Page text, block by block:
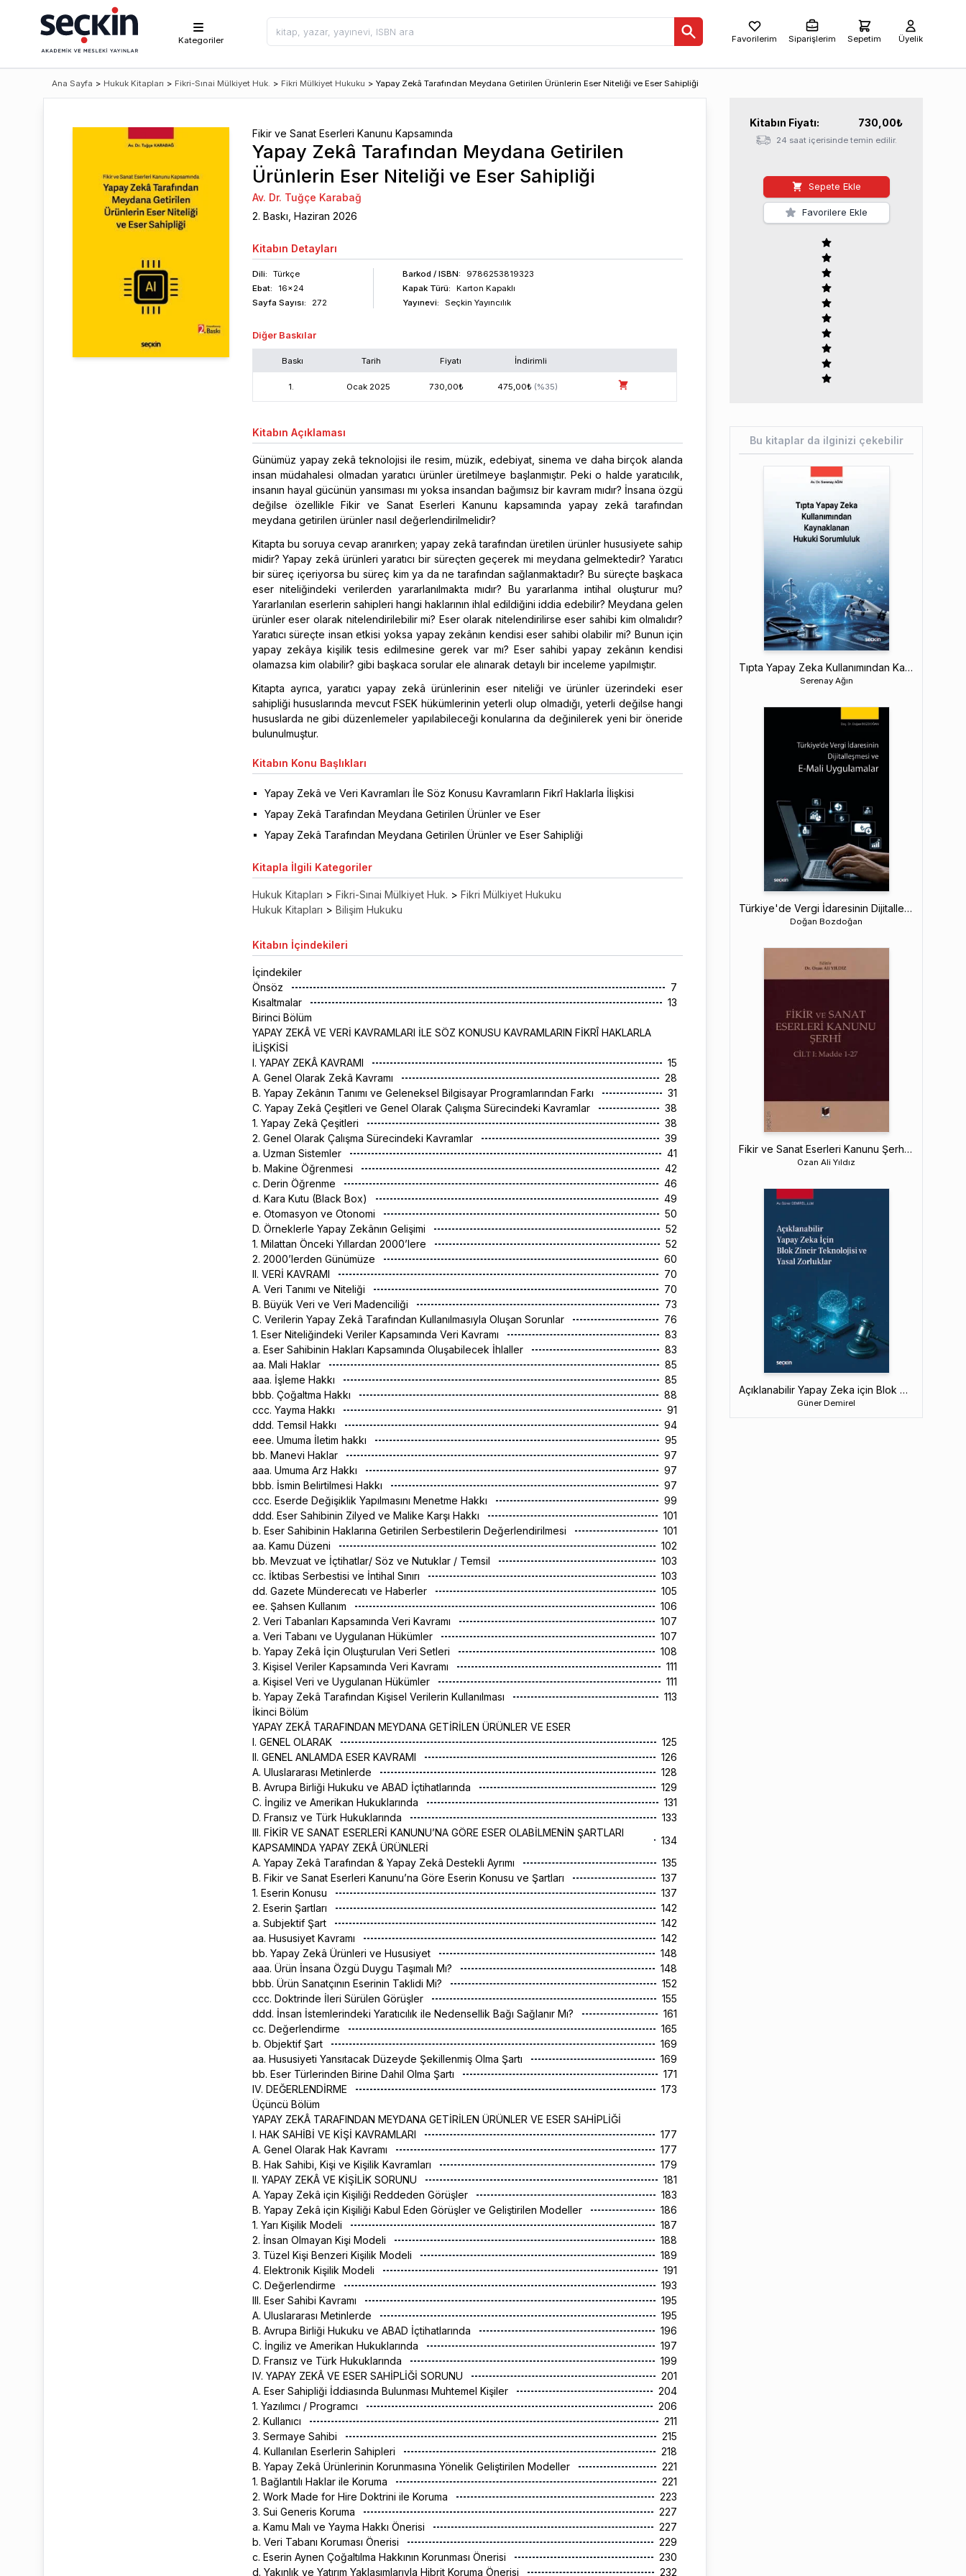
Kategoriler Favorilerim Siparişlerim Sepetim Üyelik
Ana Sayfa > Hukuk Kitapları > Fikri-Sınai Mülkiyet Huk. > Fikri Mülkiyet Hukuku > Yapay Zekâ Tarafından Meydana Getirilen Ürünlerin Eser Niteliği ve Eser Sahipliği
Fikir ve Sanat Eserleri Kanunu Kapsamında
Yapay Zekâ Tarafından Meydana Getirilen
Ürünlerin Eser Niteliği ve Eser Sahipliği
Av. Dr. Tuğçe Karabağ
2. Baskı, Haziran 2026
Kitabın Detayları
Dili:
Türkçe
Ebat:
16x24
Sayfa Sayısı: 272
Barkod / ISBN:
9786253819323
Kapak Türü:
Karton Kapaklı
Yayınevi:
Seçkin Yayıncılık
Diğer Baskılar
Baskı Tarih Fiyatı İndirimli
1. Ocak 2025 730,00₺ 475,00₺ (%35)
Kitabın Açıklaması
Günümüz yapay zekâ teknolojisi ile resim, müzik, edebiyat, sinema ve daha birçok alanda
insan müdahalesi olmadan yaratıcı ürünler üretilmeye başlanmıştır. Peki o halde yaratıcılık,
insanın hayal gücünün yansıması mı yoksa insandan bağımsız bir kavram mıdır? İnsana özgü
değilse özellikle Fikir ve Sanat Eserleri Kanunu kapsamında yapay zekâ tarafından
meydana getirilen ürünler nasıl değerlendirilmelidir?
Kitapta bu soruya cevap aranırken; yapay zekâ tarafından üretilen ürünler hususiyete sahip
midir? Yapay zekâ ürünleri yaratıcı bir süreçten geçerek mi meydana gelmektedir? Yaratıcı
bir süreç içeriyorsa bu süreç kim ya da ne tarafından sağlanmaktadır? Bu süreçte başkaca
eser niteliğindeki verilerden yararlanılmakta mıdır? Bu yararlanma intihal oluşturur mu?
Yararlanılan eserlerin sahipleri hangi haklarının ihlal edildiğini iddia edebilir? Meydana gelen
ürünler eser olarak nitelendirilebilir mi? Eser olarak nitelendirilirse eser sahibi kim olmalıdır?
Yaratıcı süreçte insan etkisi yoksa yapay zekânın kendisi eser sahibi olabilir mi? Bunun için
yapay zekâya kişilik tesis edilmesine gerek var mı? Eser sahibi yapay zekânın kendisi
olamazsa kim olabilir? gibi başkaca sorular ele alınarak detaylı bir inceleme yapılmıştır.
Kitapta ayrıca, yaratıcı yapay zekâ ürünlerinin eser niteliği ve ürünler üzerindeki eser
sahipliği hususlarında mevcut FSEK hükümlerinin yeterli olup olmadığı, yeterli değilse hangi
hususlarda ne gibi düzenlemeler yapılabileceği konularına da değinilerek yeni bir öneride
bulunulmuştur.
Kitabın Konu Başlıkları
Yapay Zekâ ve Veri Kavramları İle Söz Konusu Kavramların Fikrî Haklarla İlişkisi
Yapay Zekâ Tarafından Meydana Getirilen Ürünler ve Eser
Yapay Zekâ Tarafından Meydana Getirilen Ürünler ve Eser Sahipliği
Kitapla İlgili Kategoriler
Hukuk Kitapları > Fikri-Sınai Mülkiyet Huk. > Fikri Mülkiyet Hukuku
Hukuk Kitapları > Bilişim Hukuku
Kitabın İçindekileri
İçindekiler
Önsöz
7
Kısaltmalar
13
Birinci Bölüm
YAPAY ZEKÂ VE VERİ KAVRAMLARI İLE SÖZ KONUSU KAVRAMLARIN FİKRÎ HAKLARLA
İLİŞKİSİ
I. YAPAY ZEKÂ KAVRAMI
15
A. Genel Olarak Zekâ Kavramı
28
B. Yapay Zekânın Tanımı ve Geleneksel Bilgisayar Programlarından Farkı
31
C. Yapay Zekâ Çeşitleri ve Genel Olarak Çalışma Sürecindeki Kavramlar
38
1. Yapay Zekâ Çeşitleri
38
2. Genel Olarak Çalışma Sürecindeki Kavramlar
39
a. Uzman Sistemler
41
b. Makine Öğrenmesi
42
c. Derin Öğrenme
46
d. Kara Kutu (Black Box)
49
e. Otomasyon ve Otonomi
50
D. Örneklerle Yapay Zekânın Gelişimi
52
1. Milattan Önceki Yıllardan 2000’lere
52
2. 2000’lerden Günümüze
60
II. VERİ KAVRAMI
70
A. Veri Tanımı ve Niteliği
70
B. Büyük Veri ve Veri Madenciliği
73
C. Verilerin Yapay Zekâ Tarafından Kullanılmasıyla Oluşan Sorunlar
76
1. Eser Niteliğindeki Veriler Kapsamında Veri Kavramı
83
a. Eser Sahibinin Hakları Kapsamında Oluşabilecek İhlaller
83
aa. Mali Haklar
85
aaa. İşleme Hakkı
85
bbb. Çoğaltma Hakkı
88
ccc. Yayma Hakkı
91
ddd. Temsil Hakkı
94
eee. Umuma İletim hakkı
95
bb. Manevi Haklar
97
aaa. Umuma Arz Hakkı
97
bbb. İsmin Belirtilmesi Hakkı
97
ccc. Eserde Değişiklik Yapılmasını Menetme Hakkı
99
ddd. Eser Sahibinin Zilyed ve Malike Karşı Hakkı
101
b. Eser Sahibinin Haklarına Getirilen Serbestilerin Değerlendirilmesi
101
aa. Kamu Düzeni
102
bb. Mevzuat ve İçtihatlar/ Söz ve Nutuklar / Temsil
103
cc. İktibas Serbestisi ve İntihal Sınırı
103
dd. Gazete Münderecatı ve Haberler
105
ee. Şahsen Kullanım
106
2. Veri Tabanları Kapsamında Veri Kavramı
107
a. Veri Tabanı ve Uygulanan Hükümler
107
b. Yapay Zekâ İçin Oluşturulan Veri Setleri
108
3. Kişisel Veriler Kapsamında Veri Kavramı
111
a. Kişisel Veri ve Uygulanan Hükümler
111
b. Yapay Zekâ Tarafından Kişisel Verilerin Kullanılması
113
İkinci Bölüm
YAPAY ZEKÂ TARAFINDAN MEYDANA GETİRİLEN ÜRÜNLER VE ESER
I. GENEL OLARAK
125
II. GENEL ANLAMDA ESER KAVRAMI
126
A. Uluslararası Metinlerde
128
B. Avrupa Birliği Hukuku ve ABAD İçtihatlarında
129
C. İngiliz ve Amerikan Hukuklarında
131
D. Fransız ve Türk Hukuklarında
133
III. FİKİR VE SANAT ESERLERİ KANUNU’NA GÖRE ESER OLABİLMENİN ŞARTLARI
KAPSAMINDA YAPAY ZEKÂ ÜRÜNLERİ
134
A. Yapay Zekâ Tarafından & Yapay Zekâ Destekli Ayrımı
135
B. Fikir ve Sanat Eserleri Kanunu’na Göre Eserin Konusu ve Şartları
137
1. Eserin Konusu
137
2. Eserin Şartları
142
a. Subjektif Şart
142
aa. Hususiyet Kavramı
142
bb. Yapay Zekâ Ürünleri ve Hususiyet
148
aaa. Ürün İnsana Özgü Duygu Taşımalı Mı?
148
bbb. Ürün Sanatçının Eserinin Taklidi Mi?
152
ccc. Doktrinde İleri Sürülen Görüşler
155
ddd. İnsan İstemlerindeki Yaratıcılık ile Nedensellik Bağı Sağlanır Mı?
161
cc. Değerlendirme
165
b. Objektif Şart
169
aa. Hususiyeti Yansıtacak Düzeyde Şekillenmiş Olma Şartı
169
bb. Eser Türlerinden Birine Dahil Olma Şartı
171
IV. DEĞERLENDİRME
173
Üçüncü Bölüm
YAPAY ZEKÂ TARAFINDAN MEYDANA GETİRİLEN ÜRÜNLER VE ESER SAHİPLİĞİ
I. HAK SAHİBİ VE KİŞİ KAVRAMLARI
177
A. Genel Olarak Hak Kavramı
177
B. Hak Sahibi, Kişi ve Kişilik Kavramları
179
II. YAPAY ZEKÂ VE KİŞİLİK SORUNU
181
A. Yapay Zekâ için Kişiliği Reddeden Görüşler
183
B. Yapay Zekâ için Kişiliği Kabul Eden Görüşler ve Geliştirilen Modeller
186
1. Yarı Kişilik Modeli
187
2. İnsan Olmayan Kişi Modeli
188
3. Tüzel Kişi Benzeri Kişilik Modeli
189
4. Elektronik Kişilik Modeli
191
C. Değerlendirme
193
III. Eser Sahibi Kavramı
195
A. Uluslararası Metinlerde
195
B. Avrupa Birliği Hukuku ve ABAD İçtihatlarında
196
C. İngiliz ve Amerikan Hukuklarında
197
D. Fransız ve Türk Hukuklarında
199
IV. YAPAY ZEKÂ VE ESER SAHİPLİĞİ SORUNU
201
A. Eser Sahipliği İddiasında Bulunması Muhtemel Kişiler
204
1. Yazılımcı / Programcı
206
2. Kullanıcı
211
3. Sermaye Sahibi
215
4. Kullanılan Eserlerin Sahipleri
218
B. Yapay Zekâ Ürünlerinin Korunmasına Yönelik Geliştirilen Modeller
221
1. Bağlantılı Haklar ile Koruma
221
2. Work Made for Hire Doktrini ile Koruma
223
3. Sui Generis Koruma
227
a. Kamu Malı ve Yayma Hakkı Önerisi
227
b. Veri Tabanı Koruması Önerisi
229
c. Eserin Aynen Çoğaltılma Hakkının Korunması Önerisi
230
d. Yakınlık ve Yatırım Yaklaşımlarıyla Hibrit Koruma Önerisi
232
Kitabın Fiyatı: 730,00₺
24 saat içerisinde temin edilir.
Sepete Ekle
Favorilere Ekle
Bu kitaplar da ilginizi çekebilir
Tıpta Yapay Zeka Kullanımından Kaynaklanan Hukuki Sorumluluk
Serenay Ağın
Türkiye'de Vergi İdaresinin Dijitalleşmesi ve E–Mali Uygulamalar
Doğan Bozdoğan
Fikir ve Sanat Eserleri Kanunu Şerhi (Cilt I: Madde 1–27)
Ozan Ali Yıldız
Açıklanabilir Yapay Zeka için Blok Zincir Teknolojisi ve Yasal Zorluklar
Güner Demirel